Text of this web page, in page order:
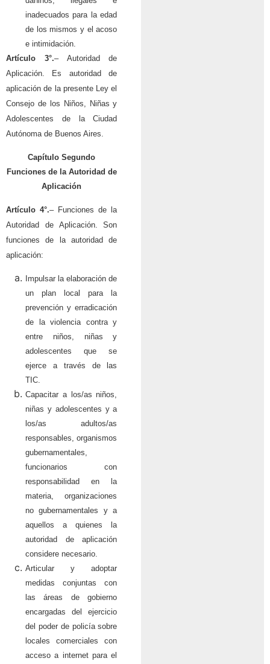
inadecuados para la edad
de los mismos y el acoso
e intimidación.
Artículo 3°.– Autoridad de
Aplicación. Es autoridad de
aplicación de la presente Ley el
Consejo de los Niños, Niñas y
Adolescentes de la Ciudad
Autónoma de Buenos Aires.
Capítulo Segundo
Funciones de la Autoridad de
Aplicación
Artículo 4°.– Funciones de la
Autoridad de Aplicación. Son
funciones de la autoridad de
aplicación:
Impulsar la elaboración de
un plan local para la
prevención y erradicación
de la violencia contra y
entre niños, niñas y
adolescentes que se
ejerce a través de las
TIC.
Capacitar a los/as niños,
niñas y adolescentes y a
los/as adultos/as
responsables, organismos
gubernamentales,
funcionarios con
responsabilidad en la
materia, organizaciones
no gubernamentales y a
aquellos a quienes la
autoridad de aplicación
considere necesario.
Articular y adoptar
medidas conjuntas con
las áreas de gobierno
encargadas del ejercicio
del poder de policía sobre
locales comerciales con
acceso a internet para el